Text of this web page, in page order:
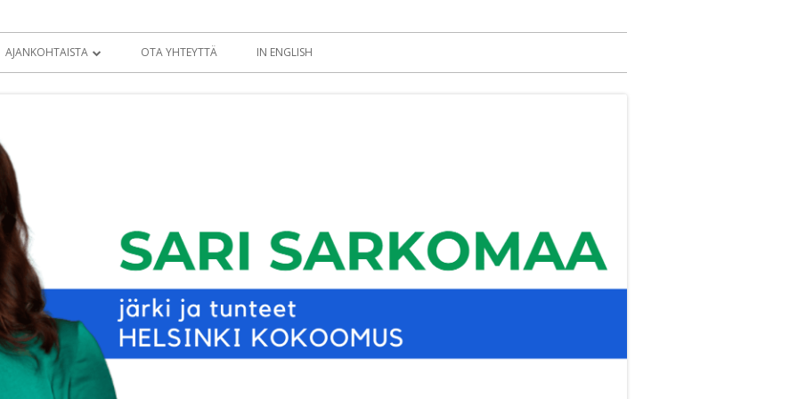
AJANKOHTAISTA
EDUSKUNTATERVEISET
EDUSKUNTA
OTA YHTEYTTÄ IN ENGLISH